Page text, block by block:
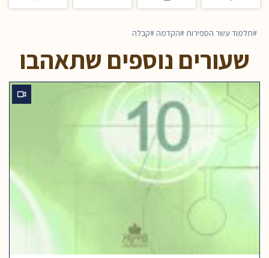
תלמוד עשר הספירות הקדמה קבלה
שעורים נוספים שתאהבו